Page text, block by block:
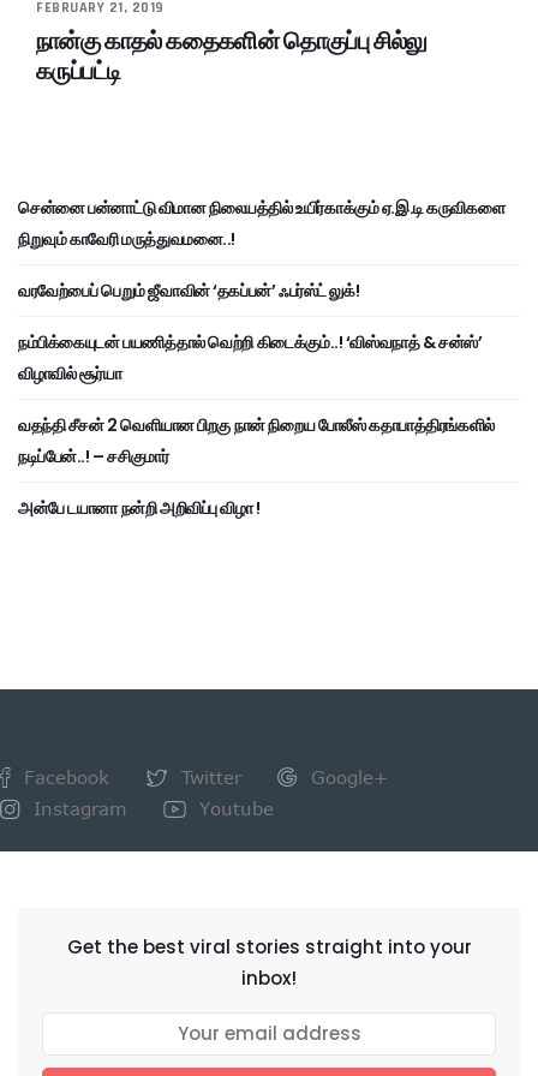
FEBRUARY 21, 2019
நான்கு காதல் கதைகளின் தொகுப்பு சில்லு
கருப்பட்டி
சென்னை பன்னாட்டு விமான நிலையத்தில் உயிர்காக்கும் ஏ.இ.டி கருவிகளை
நிறுவும் காவேரி மருத்துவமனை..!
வரவேற்பைப் பெறும் ஜீவாவின் ‘தகப்பன்’ ஃபர்ஸ்ட் லுக்!
நம்பிக்கையுடன் பயணித்தால் வெற்றி கிடைக்கும்..! ‘விஸ்வநாத் & சன்ஸ்’
விழாவில் சூர்யா
வதந்தி சீசன் 2 வெளியான பிறகு நான் நிறைய போலீஸ் கதாபாத்திரங்களில்
நடிப்பேன்..! – சசிகுமார்
அன்பே டயானா நன்றி அறிவிப்பு விழா !
Facebook Twitter
Google+
Instagram
Youtube
Get the best viral stories straight into your
inbox!